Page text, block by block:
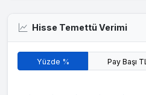
Hisse Temettü Verimi
Yüzde % Pay Başı TL